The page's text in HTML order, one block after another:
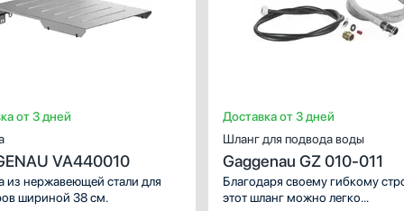
для посудомоечных машин
пластик
для комби-панелей Домино,
варочных
от 3 дней
VA440010
из нержавеющей стали для
шириной 38 см.
Доставка от 3 дней
Шланг для подвода воды
Gaggenau GZ 010-011
Благодаря своему гибкому
этот шланг можно легко